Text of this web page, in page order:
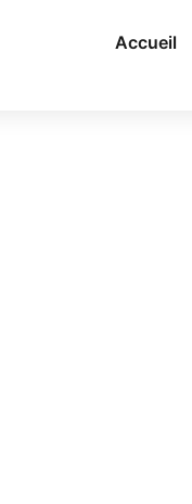
Accueil